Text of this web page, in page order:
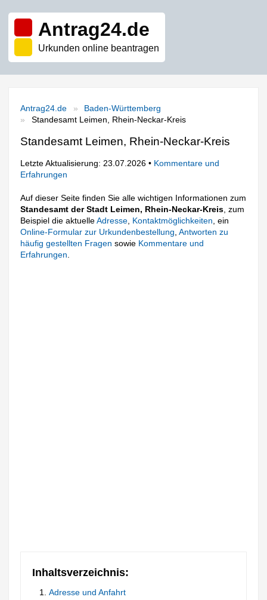
Antrag24.de
Urkunden online beantragen
Antrag24.de
Baden-Württemberg
Standesamt Leimen, Rhein-Neckar-Kreis
Standesamt Leimen, Rhein-Neckar-Kreis
Letzte Aktualisierung: 23.07.2026 • Kommentare und
Erfahrungen
Auf dieser Seite finden Sie alle wichtigen Informationen zum
Standesamt der Stadt Leimen, Rhein-Neckar-Kreis , zum
Beispiel die aktuelleAdresse Kontaktmöglichkeiten , ein
Online-Formular zur Urkundenbestellung ,Antworten zu
häufig gestellten Fragen sowie Kommentare und
Erfahrungen
Inhaltsverzeichnis:
Adresse und Anfahrt